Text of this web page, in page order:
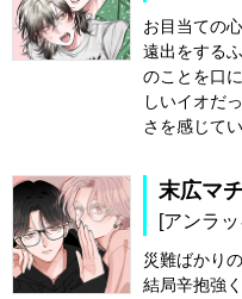
お目当ての
遠出をする
のことを口
しいイオだ
さを感じて
末広マ
[アンラ
災難ばかり
結局辛抱強